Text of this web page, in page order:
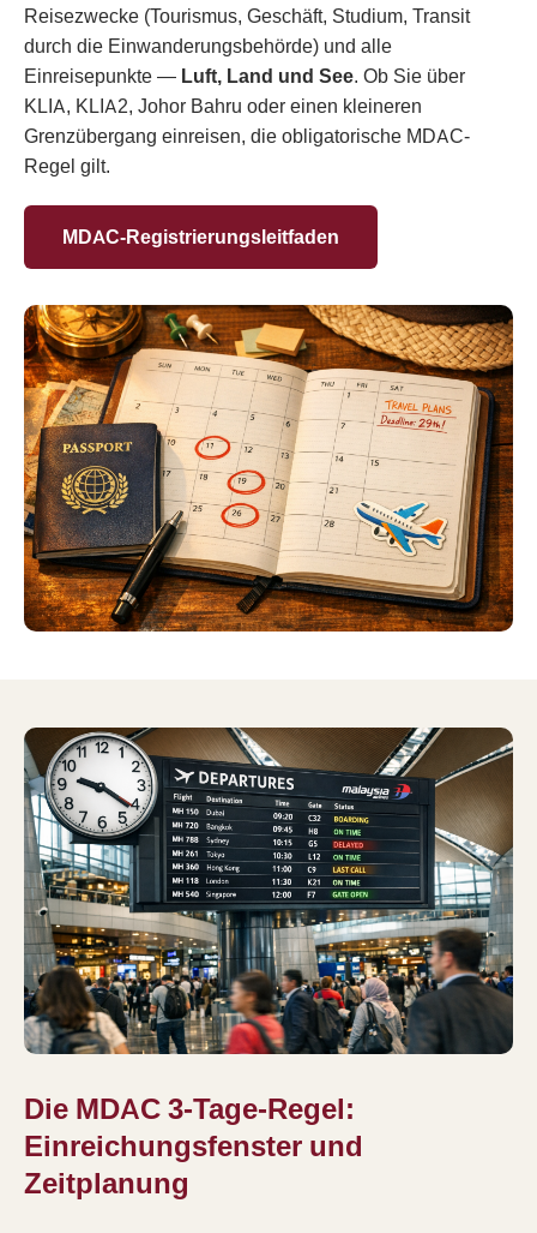
Reisezwecke (Tourismus, Geschäft, Studium, Transit
durch die Einwanderungsbehörde) und alle
Einreisepunkte — Luft, Land und See. Ob Sie über
KLIA, KLIA2, Johor Bahru oder einen kleineren
Grenzübergang einreisen, die obligatorische MDAC-
Regel gilt.
MDAC-Registrierungsleitfaden
Die MDAC 3-Tage-Regel:
Einreichungsfenster und
Zeitplanung